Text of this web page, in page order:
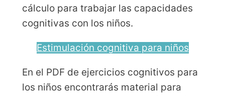
cálculo para trabajar las capacidades
cognitivas con los niños.
Estimulación cognitiva para niños
En el PDF de ejercicios cognitivos para
los niños encontrarás material para